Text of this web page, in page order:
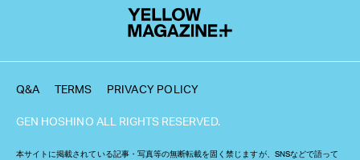
Q&A TERMS PRIVACY POLICY
GEN HOSHINO ALL RIGHTS RESERVED.
本サイトに掲載されている記事・写真等の無断転載を固く禁じますが、SNSなどで語って